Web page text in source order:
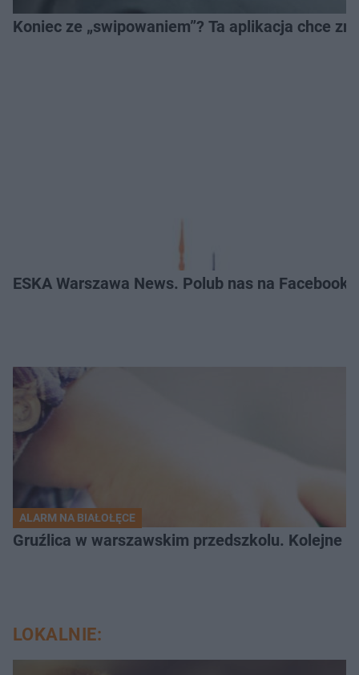
Koniec ze „swipowaniem”? Ta aplikacja chce
ESKA Warszawa News. Polub nas na
ALARM NA BIAŁOŁĘCE
Gruźlica w warszawskim przedszkolu. Kolejne
LOKALNIE: